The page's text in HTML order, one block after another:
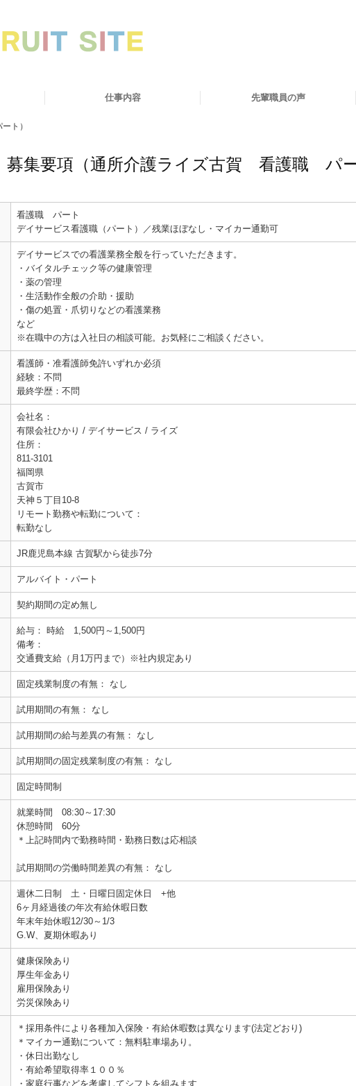
仕事内容 先輩職員の声
ト）
募集要項（通所介護ライズ古賀 看護職 パー
看護職 パート
デイサービス看護職（パート）／残業ほぼなし・マイカー通勤可
デイサービスでの看護業務全般を行っていただきます。
・バイタルチェック等の健康管理
・薬の管理
・生活動作全般の介助・援助
・傷の処置・爪切りなどの看護業務
など
※在職中の方は入社日の相談可能。お気軽にご相談ください。
看護師・准看護師免許いずれか必須
経験：不問
最終学歴：不問
会社名：
有限会社ひかり / デイサービス / ライズ
住所：
811-3101
福岡県
古賀市
天神５丁目10-8
リモート勤務や転勤について：
転勤なし
JR鹿児島本線 古賀駅から徒歩7分
アルバイト・パート
契約期間の定め無し
給与： 時給 1,500円～1,500円
備考：
交通費支給（月1万円まで）※社内規定あり
固定残業制度の有無： なし
試用期間の有無： なし
試用期間の給与差異の有無： なし
試用期間の固定残業制度の有無： なし
固定時間制
就業時間 08:30～17:30
休憩時間 60分
＊上記時間内で勤務時間・勤務日数は応相談
試用期間の労働時間差異の有無： なし
週休二日制 土・日曜日固定休日 +他
6ヶ月経過後の年次有給休暇日数
年末年始休暇12/30～1/3
G.W、夏期休暇あり
健康保険あり
厚生年金あり
雇用保険あり
労災保険あり
＊採用条件により各種加入保険・有給休暇数は異なります(法定どおり)
＊マイカー通勤について：無料駐車場あり。
・休日出勤なし
・有給希望取得率１００％
・家庭行事などを考慮してシフトを組みます